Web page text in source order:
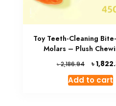
Toy Teeth-Cleaning
Molars – Plush
৳2,186.94
Original
was:
৳
Add to cart